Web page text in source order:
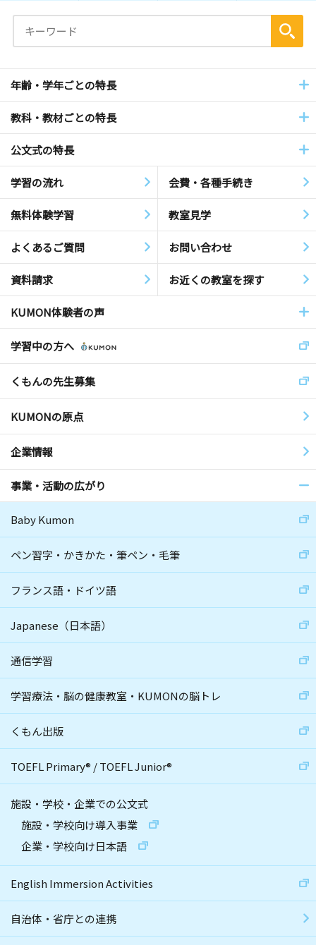
年齢・学年ごとの特長
教科・教材ごとの特長
公文式の特長
学習の流れ 会費・各種手続き
無料体験学習 教室見学
よくあるご質問 お問い合わせ
資料請求 お近くの教室を探す
KUMON体験者の声
学習中の方へ
くもんの先生募集
KUMONの原点
企業情報
事業・活動の広がり
Baby Kumon
ペン習字・かきかた・筆ペン・毛筆
フランス語・ドイツ語
Japanese（日本語）
通信学習
学習療法・脳の健康教室・KUMONの脳トレ
くもん出版
TOEFL Primary® /TOEFL Junior®
施設・学校・企業での公文式
施設・学校向け導入事業
企業・学校向け日本語
English Immersion Activities
自治体・省庁との連携